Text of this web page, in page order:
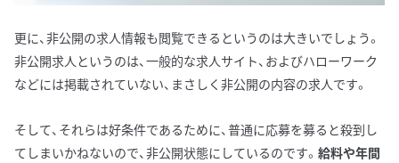
更に、非公開の求人情報も閲覧できるというのは大きいでしょう。
非公開求人というのは、一般的な求人サイト、およびハローワーク
などには掲載されていない、まさしく非公開の内容の求人です。
そして、それらは好条件であるために、普通に応募を募ると殺到し
てしまいかねないので、非公開状態にしているのです。 給料や年間